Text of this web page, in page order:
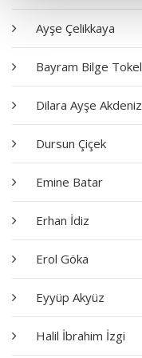
Ayşe Çelikkaya
Bayram Bilge Tokel
Dilara Ayşe Akdeniz
Dursun Çiçek
Emine Batar
Erhan İdiz
Erol Göka
Eyyüp Akyüz
Halil İbrahim İzgi